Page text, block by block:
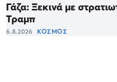
Γάζα: Ξεκινά με
Τραμπ
6.8.2026 ΚΟΣΜΟΣ